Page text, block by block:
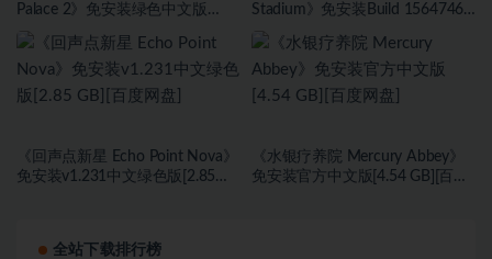
Palace 2》免安装绿色中文版
Stadium》免安装Build 15647467
《回声点新星 Echo Point Nova》
免安装v1.231中文绿色版[2.85
《水银疗养院 Mercury Abbey》
免安装官方中文版[4.54 GB][百度
全站下载排行榜